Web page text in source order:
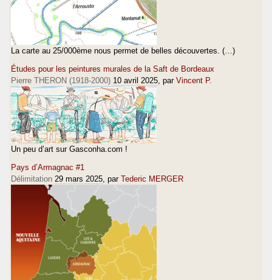
La carte au 25/000ème nous permet de belles découvertes. (…)
Études pour les peintures murales de la Saft de Bordeaux
Pierre THERON (1918-2000) 10 avril 2025 , par Vincent P.
Un peu d’art sur Gasconha.com !
Pays d’Armagnac #1
Délimitation 29 mars 2025 , par Tederic MERGER